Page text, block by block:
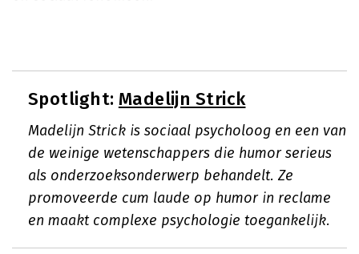
Spotlight: Madelijn Strick
Madelijn Strick is sociaal psycholoog en een van
de weinige wetenschappers die humor serieus
als onderzoeksonderwerp behandelt. Ze
promoveerde cum laude op humor in reclame
en maakt complexe psychologie toegankelijk.